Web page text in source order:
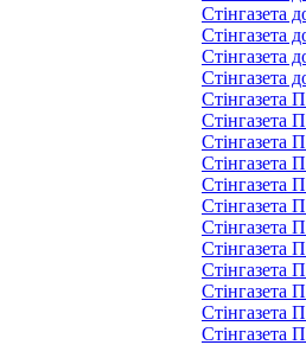
Стінгазета
Стінгазета
Стінгазета
Стінгазета
Стінгазета
Стінгазета
Стінгазета
Стінгазета
Стінгазета
Стінгазета
Стінгазета
Стінгазета
Стінгазета
Стінгазета
Стінгазета
Стінгазета